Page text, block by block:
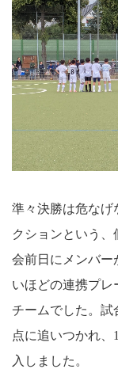
準々決勝は危なげ
クションという
会前日にメンバー
いほどの連携プレ
チームでした。試
点に追いつかれ、
入しました。